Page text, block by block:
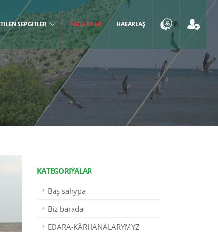
SEPGITLER TÄZELIKLER HABARLAŞ
KATEGORIÝALAR
Baş sahypa
Biz barada
EDARA-KÄRHANALARYMYZ